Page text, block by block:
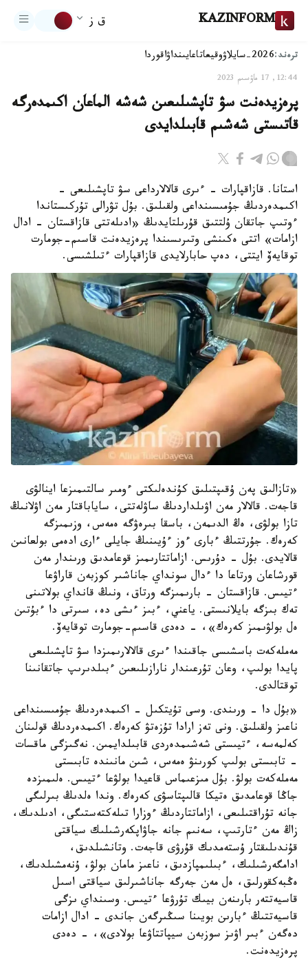
KAZINFORM ق ز
ترەند:2026-سايلاۋ وقيعاتاعايىنداۋاقوردا
12:44, 17 ماۋسىم 2023
پرەزيدەنت سۋ تاپشىلىعىن شەشە الماعان اكىمدەرگە
قاتىستى شەشىم قابىلدايدى
استانا. قازاقپارات - ءىرى قالالارداعى سۋ تاپشىلىعى -
اكىمدەردىڭ جۇمىسىنداعى ولقىلىق. بۇل تۋرالى تۇركىستاندا
ءوتىپ جاتقان ۇلتتىق قۇرىلتايدىڭ «ادىلەتتى قازاقستان - ادال
ازامات» اتتى ەكىنشى وتىرىسىندا پرەزيدەنت قاسىم-جومارت
توقايەۆ ايتتى، دەپ حابارلايدى قازاقپارات ءتىلشىسى.
«تازالىق پەن ۇقىپتىلىق كۇندەلىكتى ءومىر سالتىمىزعا اينالۋى
قاجەت. قالالار مەن اۋىلداردىڭ ساۋلەتتى، ساياباقتار مەن اۋلانىڭ
تازا بولۋى، ەڭ الدىمەن، باسقا بىرەۋگە ەمەس، وزىمىزگە
كەرەك. جۇرتتىڭ ءبارى ءوز ءۇيىنىڭ جايلى ءارى ادەمى بولعانىن
قالايدى. بۇل - دۇرىس. ازاماتتارىمىز قوعامدىق ورىندار مەن
قورشاعان ورتاعا دا ءدال سونداي جاناشىر كوزبەن قاراۋعا
ءتيىس. قازاقستان - بارىمىزگە ورتاق، ونىڭ قانداي بولاتىنى
تەك بىزگە بايلانىستى. ياعني، ءبىز ءىشى دە، سىرتى دا ءبۇتىن
ەل بولۋىمىز كەرەك»، - دەدى قاسىم-جومارت توقايەۆ.
مەملەكەت باسشىسى جاقىندا ءىرى قالالارىمىزدا سۋ تاپشىلىعى
پايدا بولىپ، وعان تۇرعىندار نارازىلىعىن ءبىلدىرىپ جاتقانىنا
توقتالدى.
«بۇل دا - ورىندى. وسى تۇيتكىل - اكىمدەردىڭ جۇمىسىنداعى
ناعىز ولقىلىق. ونى تەز ارادا تۇزەتۋ كەرەك. اكىمدەردىڭ قولىنان
كەلمەسە، ءتيىستى شەشىمدەردى قابىلدايمىن. نەگىزگى ماقسات
- تابىستى بولىپ كورىنۋ ەمەس، شىن مانىندە تابىستى
مەملەكەت بولۋ. بۇل مىزعىماس قاعيدا بولۋعا ءتيىس. ەلىمىزدە
جاڭا قوعامدىق ەتيكا قالىپتاسۋى كەرەك. وندا ەلدىڭ بىرلىگى
جانە تۇراقتىلىعى، ازاماتتاردىڭ ءوزارا تىلەكتەستىگى، ادىلدىك،
زاڭ مەن ءتارتىپ، سەنىم جانە جاۋاپكەرشىلىك سياقتى
قۇندىلىقتار ۇستەمدىك قۇرۋى قاجەت. وتانشىلدىق،
ادامگەرشىلىك، ءبىلىمپازدىق، ناعىز مامان بولۋ، ۇنەمشىلدىك،
ەڭبەكقورلىق، ەل مەن جەرگە جاناشىرلىق سياقتى اسىل
قاسيەتتەر بارىنەن بيىك تۇرۋعا ءتيىس. وسىنداي ىزگى
قاسيەتتىڭ ءبارىن بويىنا سىڭىرگەن جاندى - ادال ازامات
دەگەن ءبىر اۋىز سوزبەن سيپاتتاۋعا بولادى»، - دەدى
پرەزيدەنت.